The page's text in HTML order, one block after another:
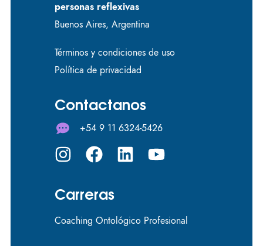
personas reflexivas
Buenos Aires, Argentina
Términos y condiciones de uso
Política de privacidad
Contactanos
+54 9 11 6324-5426
Carreras
Coaching Ontológico Profesional